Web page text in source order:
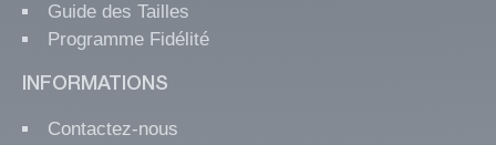
Guide des Tailles
Programme Fidélité
INFORMATIONS
Contactez-nous